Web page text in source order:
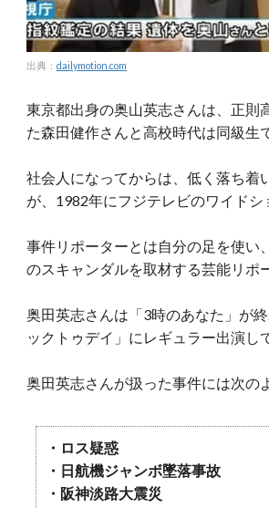
出典： dailymotion.com
東京都出身の奥山英志さんは、正則
た森田健作さんと高校時代は同級生
社会人になってからは、低く落ち着
が、1982年にフジテレビのワイドシ
事件リポーターとは自分の足を使い
のスキャンダルを取材する芸能リポ
奥田英志さんは「3時のあなた」が
ックトゥデイ」にレギュラー出演し
奥田英志さんが扱った事件には次の
・ロス疑惑
・日航機ジャンボ墜落事故
・阪神淡路大震災